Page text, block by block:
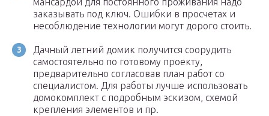
заказывать под ключ. Ошибки в просчетах и
несоблюдение технологии могут дорого стоить.
Дачный летний домик получится соорудить
самостоятельно по готовому проекту,
предварительно согласовав план работ со
специалистом. Для работы лучше использовать
домокомплект с подробным эскизом, схемой
крепления элементов и пр.